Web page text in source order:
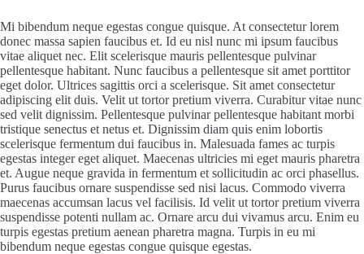
Mi bibendum neque egestas congue quisque. At consectetur lorem
donec massa sapien faucibus et. Id eu nisl nunc mi ipsum faucibus
vitae aliquet nec. Elit scelerisque mauris pellentesque pulvinar
pellentesque habitant. Nunc faucibus a pellentesque sit amet porttitor
eget dolor. Ultrices sagittis orci a scelerisque. Sit amet consectetur
adipiscing elit duis. Velit ut tortor pretium viverra. Curabitur vitae nunc
sed velit dignissim. Pellentesque pulvinar pellentesque habitant morbi
tristique senectus et netus et. Dignissim diam quis enim lobortis
scelerisque fermentum dui faucibus in. Malesuada fames ac turpis
egestas integer eget aliquet. Maecenas ultricies mi eget mauris pharetra
et. Augue neque gravida in fermentum et sollicitudin ac orci phasellus.
Purus faucibus ornare suspendisse sed nisi lacus. Commodo viverra
maecenas accumsan lacus vel facilisis. Id velit ut tortor pretium viverra
suspendisse potenti nullam ac. Ornare arcu dui vivamus arcu. Enim eu
turpis egestas pretium aenean pharetra magna. Turpis in eu mi
bibendum neque egestas congue quisque egestas.